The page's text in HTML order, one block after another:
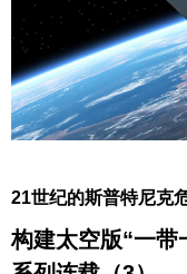
财经
社会
21世纪的斯普特尼克
构建太空版“一带